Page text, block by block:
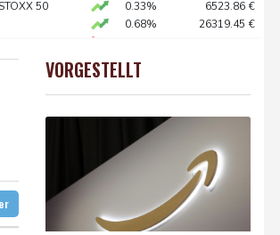
Winter
als Staatschef
50
0.33% 6523.86 €
0.68% 26319.45 €
2.28%
0.32%
VORGESTELLT